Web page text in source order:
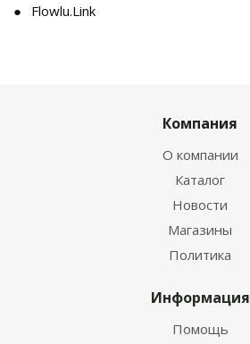
Flowlu.Link
Компания
О компании
Каталог
Новости
Магазины
Политика
Информация
Помощь